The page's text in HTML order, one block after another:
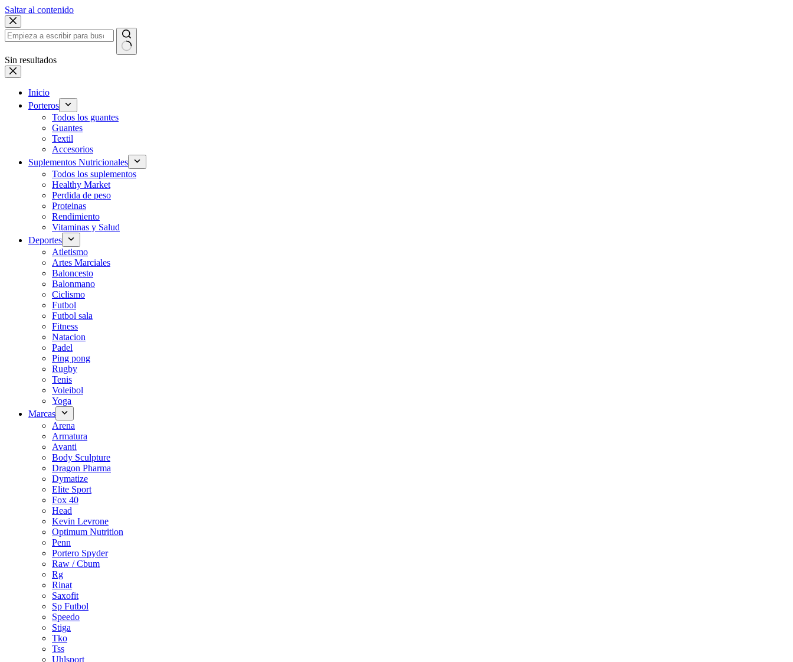
Saltar al contenido
Sin resultados
Inicio
Porteros
Todos los guantes
Guantes
Textil
Accesorios
Suplementos Nutricionales
Todos los suplementos
Healthy Market
Perdida de peso
Proteinas
Rendimiento
Vitaminas y Salud
Deportes
Atletismo
Artes Marciales
Baloncesto
Balonmano
Ciclismo
Futbol
Futbol sala
Fitness
Natacion
Padel
Ping pong
Rugby
Tenis
Voleibol
Yoga
Marcas
Arena
Armatura
Avanti
Body Sculpture
Dragon Pharma
Dymatize
Elite Sport
Fox 40
Head
Kevin Levrone
Optimum Nutrition
Penn
Portero Spyder
Raw / Cbum
Rg
Rinat
Saxofit
Sp Futbol
Speedo
Stiga
Tko
Tss
Uhlsport